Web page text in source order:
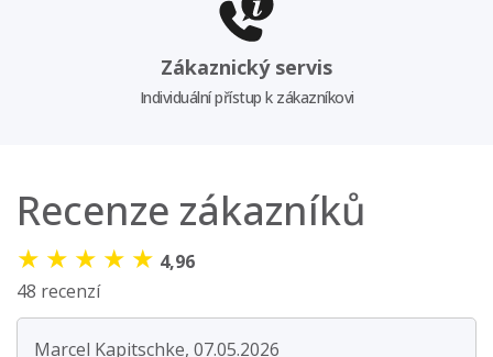
Zákaznický servis
Individuální přístup k zákazníkovi
Recenze zákazníků
★ ★ ★ ★ ★ 4,96
48 recenzí
Marcel Kapitschke, 07.05.2026